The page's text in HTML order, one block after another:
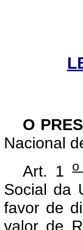
O
Nacional
Art. 1o
Social da
favor de
valor de